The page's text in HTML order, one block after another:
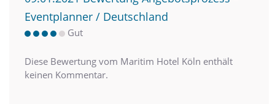
Eventplanner / Deutschland
Gut
Diese Bewertung vom Maritim Hotel Köln enthält
keinen Kommentar.